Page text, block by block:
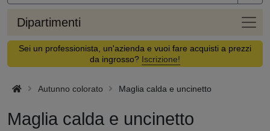
Dipartimenti
Sei un professionista, un'azienda e vuoi fare acquisti a prezzi
da ingrosso? Iscrizione!
Autunno colorato Maglia calda e uncinetto
Maglia calda e uncinetto